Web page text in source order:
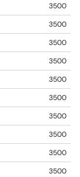
3500
3500
3500
3500
3500
3500
3500
3500
3500
3500